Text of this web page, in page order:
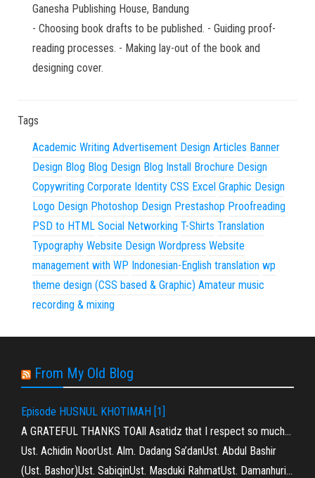
Ganesha Publishing House, Bandung
- Choosing book drafts to be published. - Guiding proof-
reading processes. - Making lay-out of the book and
designing cover.
Tags
Academic Writing Advertisement Design Articles Banner
Design Blog Blog Design Blog Install Brochure Design
Copywriting Corporate Identity CSS Excel Graphic Design
Logo Design Photoshop Design Prestashop Proofreading
PSD to HTML Social Networking T-Shirts Translation
Typography Website Design Wordpress Website
management with WP Indonesian-English translation wp
theme design (CSS based & Graphic) Amateur music
recording & mixing
From My Old Blog
Episode HUSNUL KHOTIMAH [1]
A GRATEFUL THANKS TOAll Asatidz that I respect so much…
Ust. Achidin NoorUst. Alm. Dadang Sa’danUst. Abdul Bashir
(Ust. Bashor)Ust. SabiqinUst. Masduki RahmatUst. Damanhuri…